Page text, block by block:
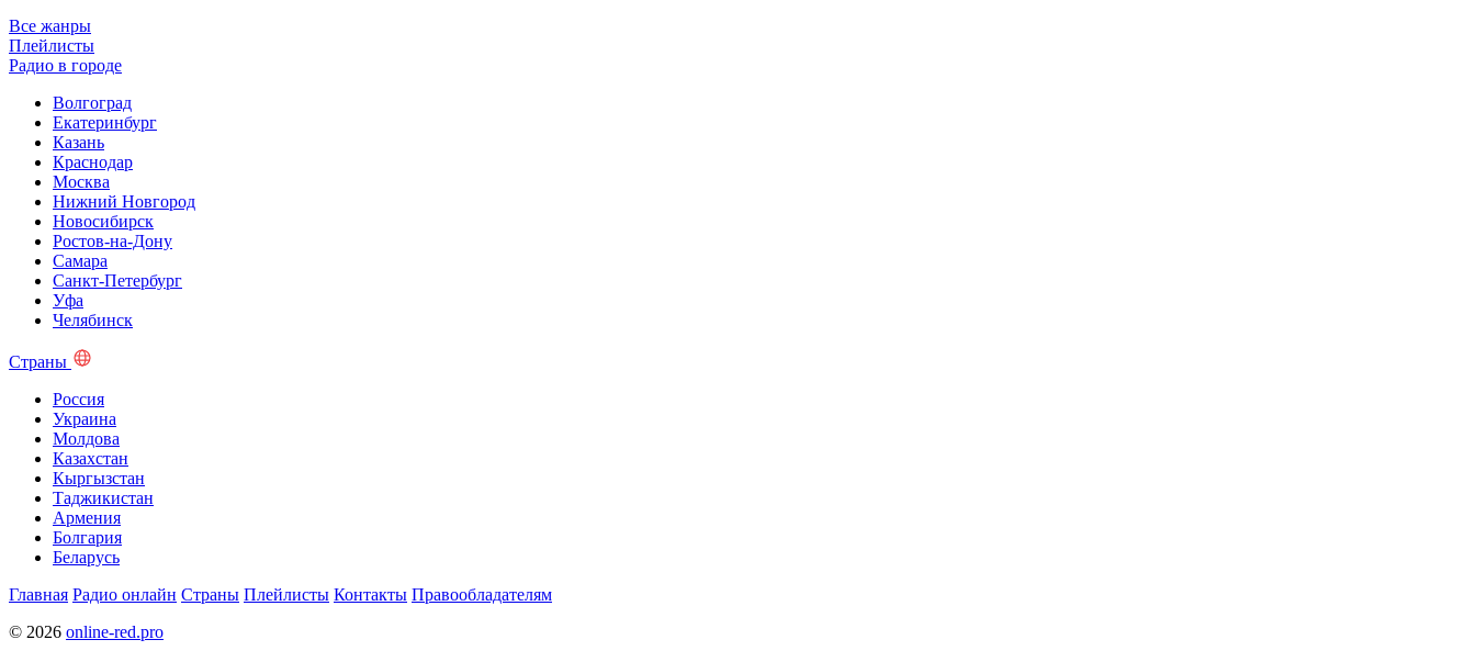
Все жанры
Плейлисты
Радио в городе
Волгоград
Екатеринбург
Казань
Краснодар
Москва
Нижний Новгород
Новосибирск
Ростов-на-Дону
Самара
Санкт-Петербург
Уфа
Челябинск
Страны
Россия
Украина
Молдова
Казахстан
Кыргызстан
Таджикистан
Армения
Болгария
Беларусь
Главная Радио онлайн Страны Плейлисты Контакты Правообладателям
© 2026 online-red.pro